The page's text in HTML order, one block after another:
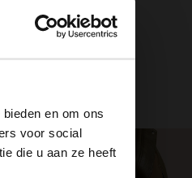
en om ons
voor social
die u aan ze heeft
129.99